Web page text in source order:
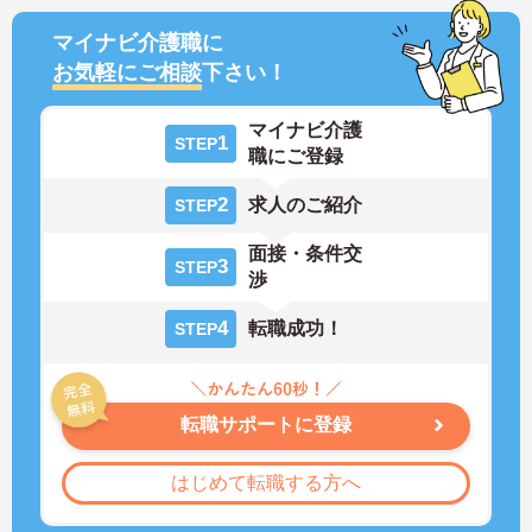
マイナビ介護職に
お気軽にご相談下さい！
STEP1
マイナビ介護
職にご登録
STEP2 求人のご紹介
STEP3
面接・条件交
渉
STEP4 転職成功！
転職サポートに登録
はじめて転職する方へ